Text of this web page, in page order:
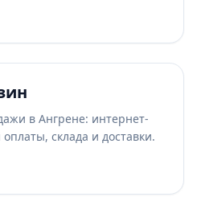
в Ангрене: интернет-
склада и доставки.